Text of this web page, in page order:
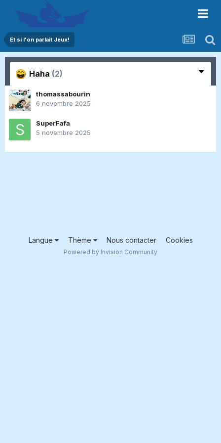
Et si l'on parlait Jeux!
Haha (2)
thomassabourin
6 novembre 2025
SuperFafa
5 novembre 2025
Langue Thème Nous contacter Cookies
Powered by Invision Community